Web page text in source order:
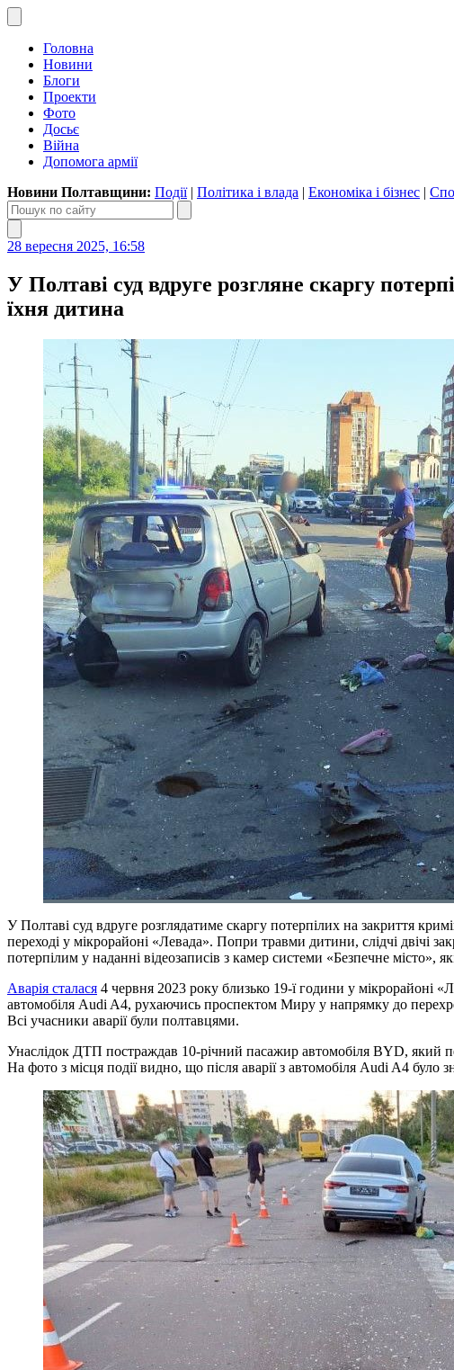
Головна
Новини
Блоги
Проекти
Фото
Досьє
Війна
Допомога армії
Новини Полтавщини: Події| Політика і влада | Економіка і бізнес |
28 вересня 2025, 16:58
У Полтаві суд вдруге розгляне скаргу
їхня дитина
У Полтаві суд вдруге розглядатиме скаргу потерпілих на закриття
переході у мікрорайоні «Левада». Попри травми дитини, слідчі двічі
потерпілим у наданні відеозаписів з камер системи «Безпечне місто»,
Аварія сталася 4 червня 2023 року близько 19-ї години у мікрорайоні
автомобіля Audi A4, рухаючись проспектом Миру у напрямку до
Всі учасники аварії були полтавцями.
Унаслідок ДТП постраждав 10-річний пасажир автомобіля BYD, який
На фото з місця події видно, що після аварії з автомобіля Audi A4 було